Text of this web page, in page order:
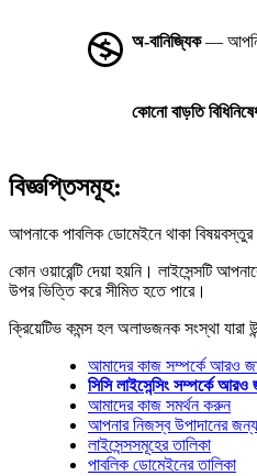
অ-বানিজ্যিক—
কোনো বাড়তি
বিজ্ঞপ্তিসমূহ:
আপনাকে পাবলিক ডোমেইনে থাকা বিষয়বস্তুর
কোন ওয়ারেন্টি দেয়া হয়নি। লাইসেন্সটি
উপর ভিত্তি করে সীমিত হতে পারে।
ক্রিয়েটিভ কমন্স হল অলাভজনক সংস্থা যারা
আমাদের কাজ সম্পর্কে আরও
সিসি লাইসেন্সিং সম্পর্কে আরও
আমাদের কাজ সমর্থন করুন
আপনার নিজস্ব উপাদানের জন্য
লাইসেন্সসমূহের তালিকা
পাবলিক ডোমেইনের তালিকা